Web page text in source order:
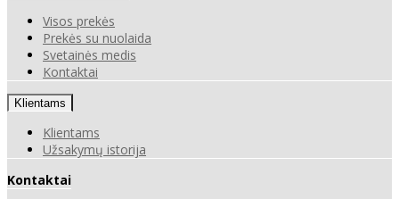
Visos prekės
Prekės su nuolaida
Svetainės medis
Kontaktai
Klientams
Klientams
Užsakymų istorija
Kontaktai